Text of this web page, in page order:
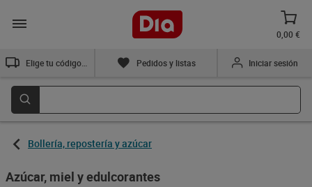
0,00 €
Pedidos y listas Iniciar sesión
Bollería, repostería y azúcar
Azúcar, miel y edulcorantes